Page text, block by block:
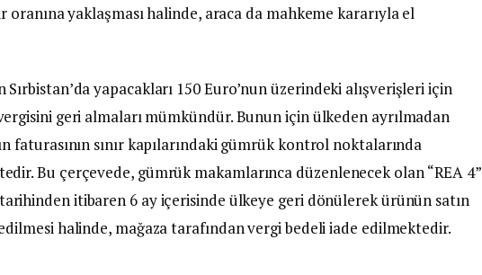
oranına yaklaşması halinde, araca da mahkeme kararıyla el
Sırbistan’da yapacakları 150 Euro’nun üzerindeki alışverişleri için
geri almaları mümkündür. Bunun için ülkeden ayrılmadan
faturasının sınır kapılarındaki gümrük kontrol noktalarında
Bu çerçevede, gümrük makamlarınca düzenlenecek olan “REA 4”
itibaren 6 ay içerisinde ülkeye geri dönülerek ürünün satın
edilmesi halinde, mağaza tarafından vergi bedeli iade edilmektedir.